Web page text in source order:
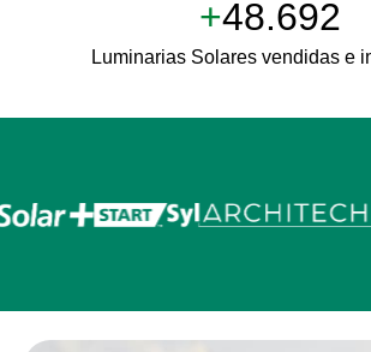
+50.000
Luminarias Solares vendidas e